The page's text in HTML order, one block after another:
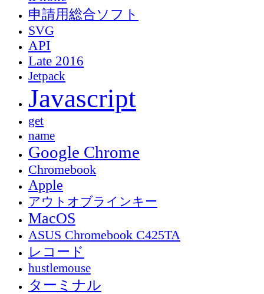
申請用総合ソフト
SVG
API
Late 2016
Jetpack
Javascript
get
name
Google Chrome
Chromebook
Apple
アウトオブラインキー
MacOS
ASUS Chromebook C425TA
レコード
hustlemouse
ターミナル